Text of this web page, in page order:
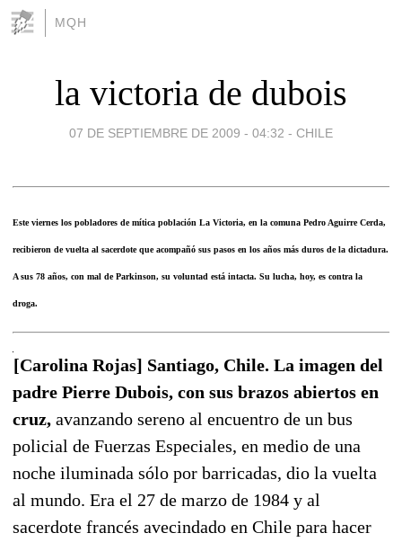
MQH
la victoria de dubois
07 DE SEPTIEMBRE DE 2009 - 04:32 - CHILE
Este viernes los pobladores de mítica población La Victoria, en la comuna Pedro Aguirre Cerda,
recibieron de vuelta al sacerdote que acompañó sus pasos en los años más duros de la dictadura.
A sus 78 años, con mal de Parkinson, su voluntad está intacta. Su lucha, hoy, es contra la
droga.
[Carolina Rojas] Santiago, Chile. La imagen del
padre Pierre Dubois, con sus brazos abiertos en
cruz, avanzando sereno al encuentro de un bus
policial de Fuerzas Especiales, en medio de una
noche iluminada sólo por barricadas, dio la vuelta
al mundo. Era el 27 de marzo de 1984 y al
sacerdote francés avecindado en Chile para hacer